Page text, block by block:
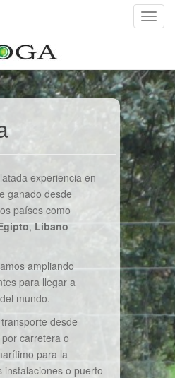
C
b
i
a
r
n
a
v
e
g
a
c
i
ó
n
experiencia en
ganado desde
países como
, Líbano
ampliando
para llegar a
mundo.
desde
carretera o
para la
instalaciones o puerto